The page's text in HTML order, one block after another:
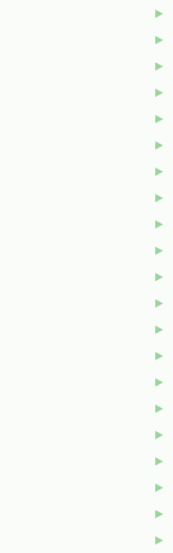
►
►
►
►
►
►
►
►
►
►
►
►
►
►
►
►
►
►
►
►
►